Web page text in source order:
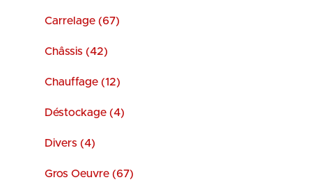
Carrelage (67)
Châssis (42)
Chauffage (12)
Déstockage (4)
Divers (4)
Gros Oeuvre (67)